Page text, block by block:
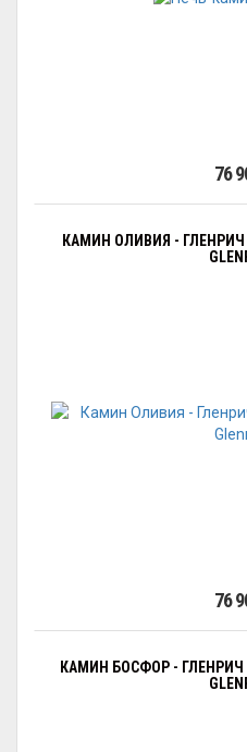
76
КАМИН ОЛИВИЯ - ГЛЕНРИЧ
76
КАМИН БОСФОР - ГЛЕНРИЧ